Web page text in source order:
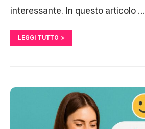
interessante. In questo articolo …
LEGGI TUTTO